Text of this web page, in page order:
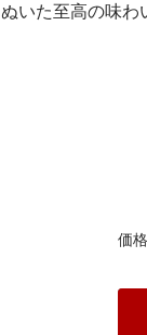
いた至高の味わ
価格